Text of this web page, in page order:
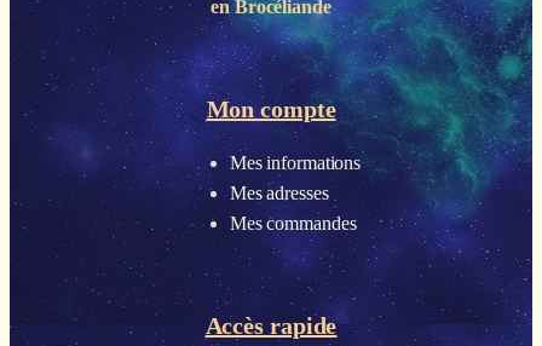
en Brocéliande
Mon compte
Mes informations
Mes adresses
Mes commandes
Accès rapide